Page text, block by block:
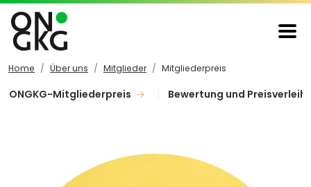
Home Über uns Mitglieder Mitgliederpreis
ONGKG-Mitgliederpreis Bewertung und